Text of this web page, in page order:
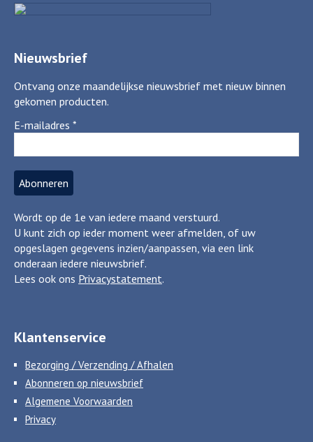
Nieuwsbrief
Ontvang onze maandelijkse nieuwsbrief met nieuw binnen
gekomen producten.
E-mailadres *
Wordt op de 1e van iedere maand verstuurd.
U kunt zich op ieder moment weer afmelden, of uw
opgeslagen gegevens inzien/aanpassen, via een link
onderaan iedere nieuwsbrief.
Lees ook ons Privacystatement.
Klantenservice
Bezorging / Verzending / Afhalen
Abonneren op nieuwsbrief
Algemene Voorwaarden
Privacy